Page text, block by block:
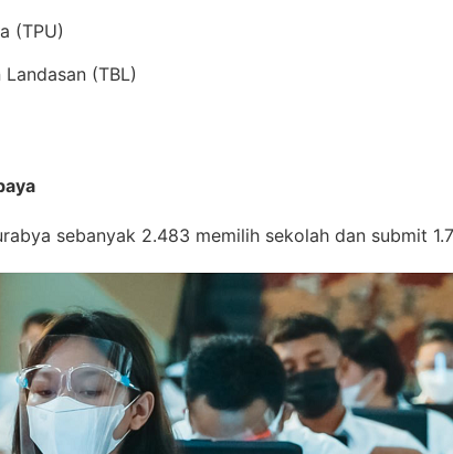
(TPU)
(TBL)
sebanyak 2.483 memilih sekolah dan submit